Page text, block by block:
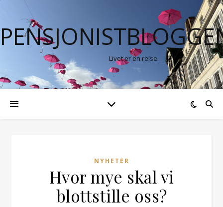
Livet er en reise…
NYHETER
Hvor mye skal vi
blottstille oss?